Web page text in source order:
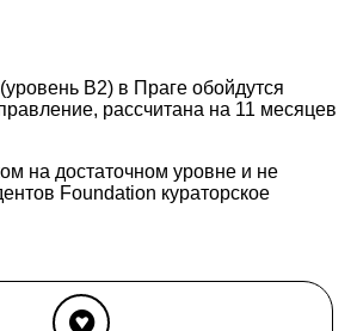
B2) в Праге обойдутся
рассчитана на 11 месяцев
на достаточном уровне и не
Foundation кураторское